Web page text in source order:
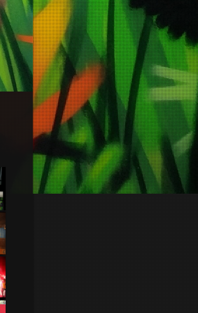
Détail déco piscine